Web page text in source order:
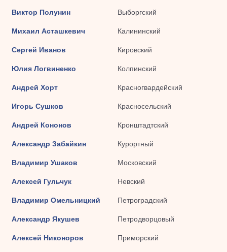
Виктор Полунин Выборгский
Михаил Асташкевич Калининский
Сергей Иванов Кировский
Юлия Логвиненко Колпинский
Андрей Хорт Красногвардейский
Игорь Сушков Красносельский
Андрей Кононов Кронштадтский
Александр Забайкин Курортный
Владимир Ушаков Московский
Алексей Гульчук Невский
Владимир Омельницкий Петроградский
Александр Якушев Петродворцовый
Алексей Никоноров Приморский